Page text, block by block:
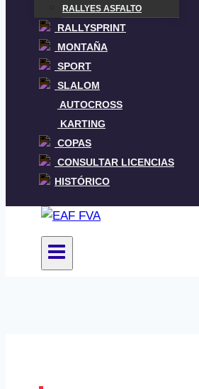
RALLYES ASFALTO
RALLYSPRINT
MONTAÑA
SPORT
SLALOM
AUTOCROSS
KARTING
COPAS
CONSULTAR LICENCIAS
HISTÓRICO